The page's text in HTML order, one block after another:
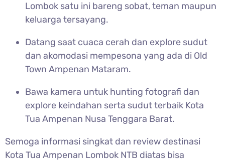
Lombok satu ini bareng sobat, teman maupun
keluarga tersayang.
Datang saat cuaca cerah dan explore sudut
dan akomodasi mempesona yang ada di Old
Town Ampenan Mataram.
Bawa kamera untuk hunting fotografi dan
explore keindahan serta sudut terbaik Kota
Tua Ampenan Nusa Tenggara Barat.
Semoga informasi singkat dan review destinasi
Kota Tua Ampenan Lombok NTB diatas bisa